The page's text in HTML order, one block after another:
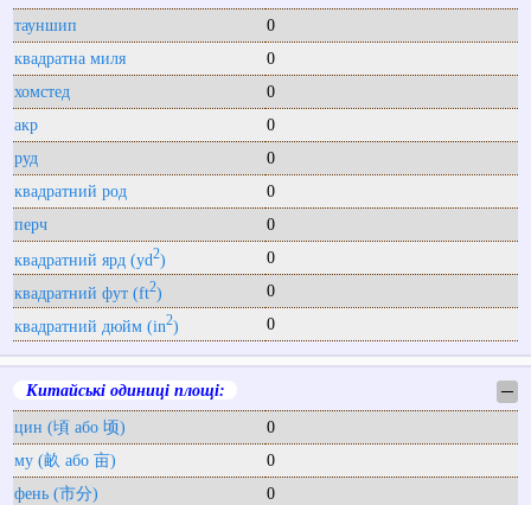
тауншип
0
квадратна миля
0
хомстед
0
акр
0
руд
0
квадратний род
0
перч
0
квадратний ярд (yd2)
0
квадратний фут (ft2)
0
квадратний дюйм (in2) 0
Китайські одиниці площі:
─
цин (頃 або 顷)
0
му (畝 або 亩)
0
фень (市分)
0